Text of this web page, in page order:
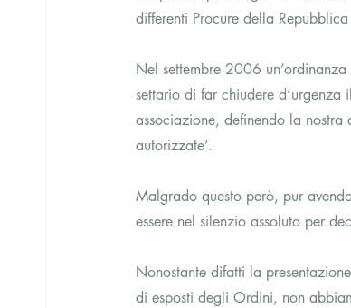
differenti Procure della Repubblica
Nel settembre 2006
settario di far chiudere
associazione, definendo la nostra
autorizzate’.
Malgrado questo però, pur
essere nel silenzio assoluto per
Nonostante difatti la
di esposti degli Ordini, non